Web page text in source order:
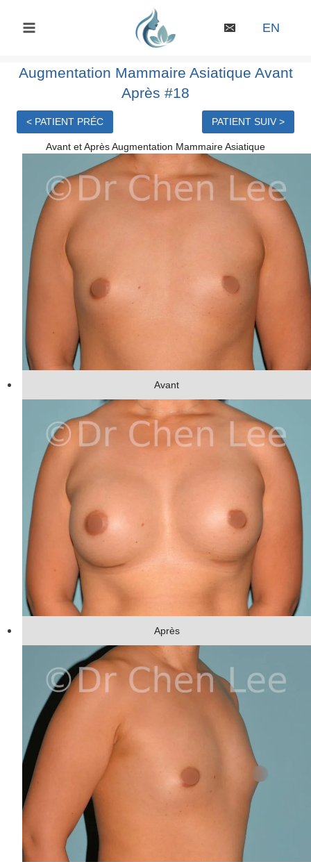
EN
Augmentation Mammaire Asiatique Avant
Après #18
< PATIENT PRÉC PATIENT SUIV >
Avant et Après Augmentation Mammaire Asiatique
Avant
Après